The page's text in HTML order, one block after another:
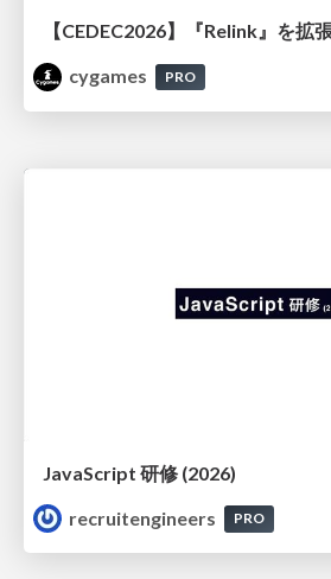
cygames
PRO
JavaScript 研修 (2026)
recruitengineers
PRO